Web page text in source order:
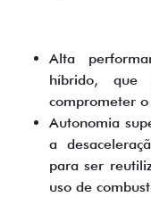
Alta
híbrido, que
comprometer
Autonomia
a
para ser
uso de